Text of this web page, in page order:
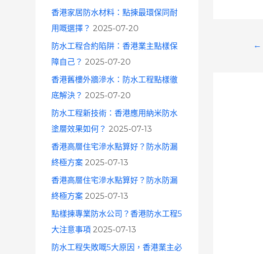
香港家居防水材料：點揀最環保同耐
用嘅選擇？ 2025-07-20
防水工程合約陷阱：香港業主點樣保
障自己？ 2025-07-20
香港舊樓外牆滲水：防水工程點樣徹
底解決？ 2025-07-20
防水工程新技術：香港應用納米防水
塗層效果如何？ 2025-07-13
香港高層住宅滲水點算好？防水防漏
終極方案 2025-07-13
香港高層住宅滲水點算好？防水防漏
終極方案 2025-07-13
點樣揀專業防水公司？香港防水工程5
大注意事項 2025-07-13
防水工程失敗嘅5大原因，香港業主必
←